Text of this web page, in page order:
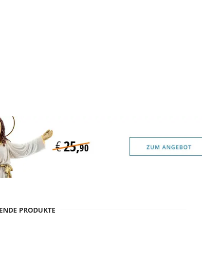
PRODUKTE